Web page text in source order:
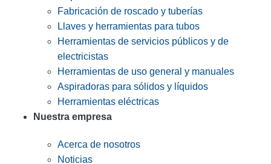
Fabricación de roscado y tuberías
Llaves y herramientas para tubos
Herramientas de servicios públicos y de
electricistas
Herramientas de uso general y manuales
Aspiradoras para sólidos y líquidos
Herramientas eléctricas
Nuestra empresa
Acerca de nosotros
Noticias